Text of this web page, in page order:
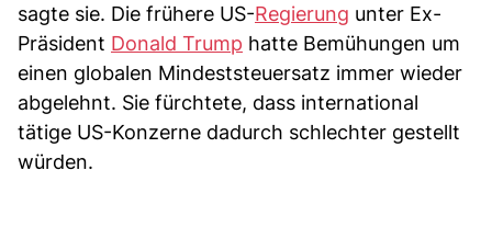
sagte sie. Die frühere US-Regierung unter Ex-
Präsident Donald Trump hatte Bemühungen um
einen globalen Mindeststeuersatz immer wieder
abgelehnt. Sie fürchtete, dass international
tätige US-Konzerne dadurch schlechter gestellt
würden.